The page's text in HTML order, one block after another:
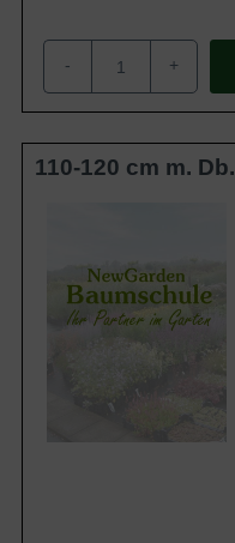
- +
110-120 cm m. Db.